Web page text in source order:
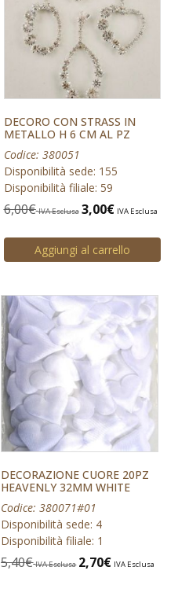
DECORO CON STRASS IN
METALLO H 6 CM AL PZ
Codice: 380051
Disponibilità sede: 155
Disponibilità filiale: 59
6,00€ IVA Esclusa 3,00€ IVA Esclusa
Aggiungi al carrello
DECORAZIONE CUORE 20PZ
HEAVENLY 32MM WHITE
Codice: 380071#01
Disponibilità sede: 4
Disponibilità filiale: 1
5,40€ IVA Esclusa 2,70€ IVA Esclusa